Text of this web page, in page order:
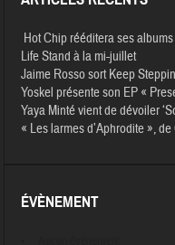
Hot Chip rééditera ses
Life Stand à la mi-juillet
Jaime Rosso sort Keep
Yoskel présente son EP «
Yaya Minté vient de dévoiler
« Les larmes d’Aphrodite »,
ÉVÈNEMENT